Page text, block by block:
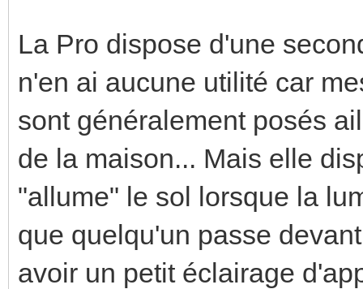
La Pro dispose d'une
n'en ai aucune utilité car
sont généralement posés
de la maison... Mais elle
"allume" le sol lorsque la
que quelqu'un passe
avoir un petit éclairage